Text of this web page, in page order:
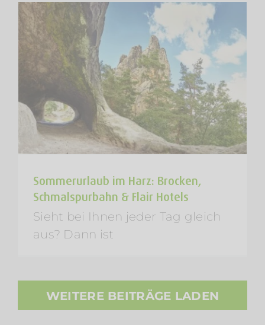
Sommerurlaub im Harz: Brocken,
Schmalspurbahn & Flair Hotels
Sieht bei Ihnen jeder Tag gleich
aus? Dann ist
WEITERE BEITRÄGE LADEN